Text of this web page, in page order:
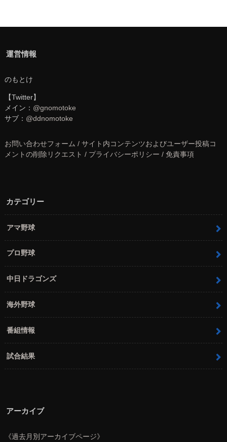
運営情報
のもとけ
【Twitter】
メイン： @gnomotoke
サブ： @ddnomotoke
お問い合わせフォーム / サイト内コンテンツおよびユーザー投稿コ
メントの削除リクエスト / プライバシーポリシー / 免責事項
カテゴリー
アマ野球
プロ野球
中日ドラゴンズ
海外野球
番組情報
試合結果
アーカイブ
《過去月別アーカイブページ》